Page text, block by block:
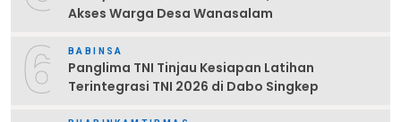
Akses Warga Desa Wanasalam
6 BABINSA
Panglima TNI Tinjau Kesiapan Latihan
Terintegrasi TNI 2026 di Dabo Singkep